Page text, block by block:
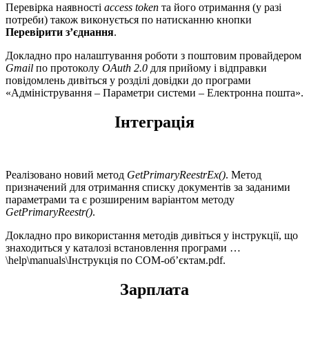
Перевірка наявності access token та його отримання (у разі
потреби) також виконується по натисканню кнопки
Перевірити з’єднання.
Докладно про налаштування роботи з поштовим провайдером
Gmail по протоколу ОAuth 2.0 для прийому і відправки
повідомлень дивіться у розділі довідки до програми
«Адміністрування – Параметри системи – Електронна пошта».
Інтеграція
Реалізовано новий метод GetPrimaryReestrEx(). Метод
призначений для отримання списку документів за заданими
параметрами та є розширеним варіантом методу
GetPrimaryReestr().
Докладно про використання методів дивіться у інструкції, що
знаходиться у каталозі встановлення програми …
\help\manuals\Інструкція по COM-об’єктам.pdf.
Зарплата